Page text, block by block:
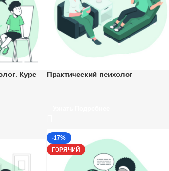
Курс
Практический психолог
-17%
ГОРЯЧИЙ